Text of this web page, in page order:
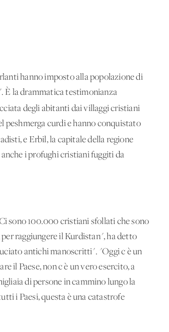
hanno imposto alla popolazione di
È la drammatica testimonianza
degli abitanti dai villaggi cristiani
peshmerga curdi e hanno conquistato
e Erbil, la capitale della regione
i profughi cristiani fuggiti da
sono 100.000 cristiani sfollati che sono
raggiungere il Kurdistan", ha detto
antichi manoscritti". "Oggi c'è un
il Paese, non c'è un vero esercito, a
di persone in cammino lungo la
i Paesi, questa è una catastrofe